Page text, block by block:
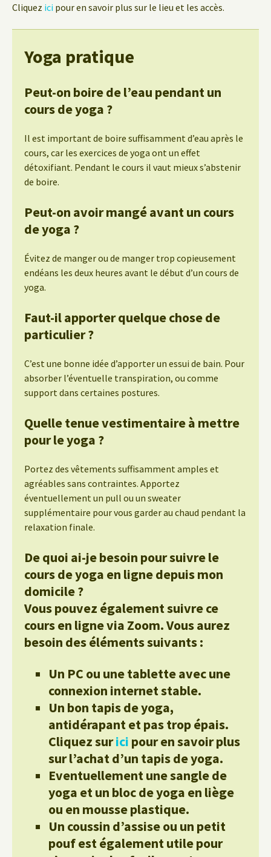
Cliquez ici pour en savoir plus sur le lieu et les accès.
Yoga pratique
Peut-on boire de l’eau pendant un
cours de yoga ?
Il est important de boire suffisamment d’eau après le
cours, car les exercices de yoga ont un effet
détoxifiant. Pendant le cours il vaut mieux s’abstenir
de boire.
Peut-on avoir mangé avant un cours
de yoga ?
Évitez de manger ou de manger trop copieusement
endéans les deux heures avant le début d’un cours de
yoga.
Faut-il apporter quelque chose de
particulier ?
C’est une bonne idée d’apporter un essui de bain. Pour
absorber l’éventuelle transpiration, ou comme
support dans certaines postures.
Quelle tenue vestimentaire à mettre
pour le yoga ?
Portez des vêtements suffisamment amples et
agréables sans contraintes. Apportez
éventuellement un pull ou un sweater
supplémentaire pour vous garder au chaud pendant la
relaxation finale.
De quoi ai-je besoin pour suivre le
cours de yoga en ligne depuis mon
domicile ?
Vous pouvez également suivre ce
cours en ligne via Zoom. Vous aurez
besoin des éléments suivants :
Un PC ou une tablette avec une
connexion internet stable.
Un bon tapis de yoga,
antidérapant et pas trop épais.
Cliquez surici pour en savoir plus
sur l’achat d’un tapis de yoga.
Eventuellement une sangle de
yoga et un bloc de yoga en liège
ou en mousse plastique.
Un coussin d’assise ou un petit
pouf est également utile pour